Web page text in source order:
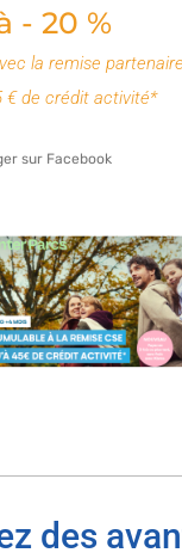
- 20 %
la remise partenaire
€ de crédit activité*
sur Facebook
des